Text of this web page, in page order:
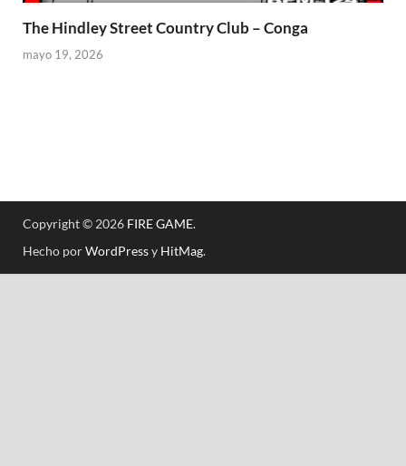
The Hindley Street Country Club – Conga
mayo 19, 2026
Copyright © 2026 FIRE GAME.
Hecho porWordPressy HitMag.